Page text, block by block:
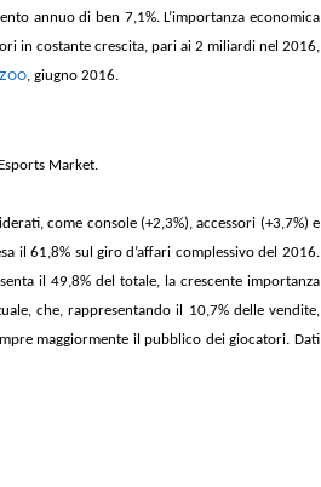
annuo di ben 7,1%. L’importanza economica
in costante crescita, pari ai 2 miliardi nel 2016,
, giugno 2016.
Market.
come console (+2,3%), accessori (+3,7%) e
il 61,8% sul giro d’affari complessivo del 2016.
il 49,8% del totale, la crescente importanza
che, rappresentando il 10,7% delle vendite,
maggiormente il pubblico dei giocatori. Dati